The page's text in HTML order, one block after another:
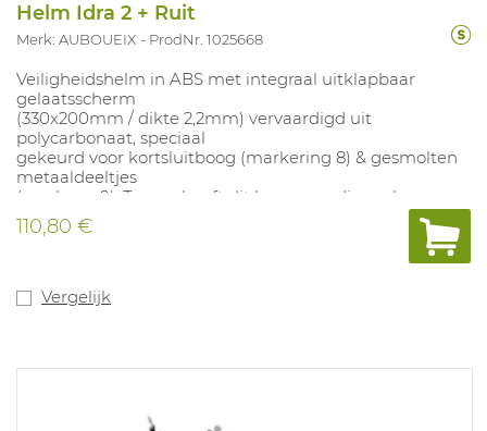
Helm Idra 2 + Ruit
Merk: AUBOUEIX ProdNr. 1025668
Veiligheidshelm in ABS met integraal uitklapbaar
gelaatsscherm
(330x200mm / dikte 2,2mm) vervaardigd uit
polycarbonaat, speciaal
gekeurd voor kortsluitboog (markering 8) & gesmolten
metaaldeeltjes
(markage 9). Tevens heeft dit hoogwaardige scherm
een keuring N, wat
staat voor antidamp. Impactresistentie van 120m/sec
en lederen
slijpmachines.
110,80 €
Vergelijk